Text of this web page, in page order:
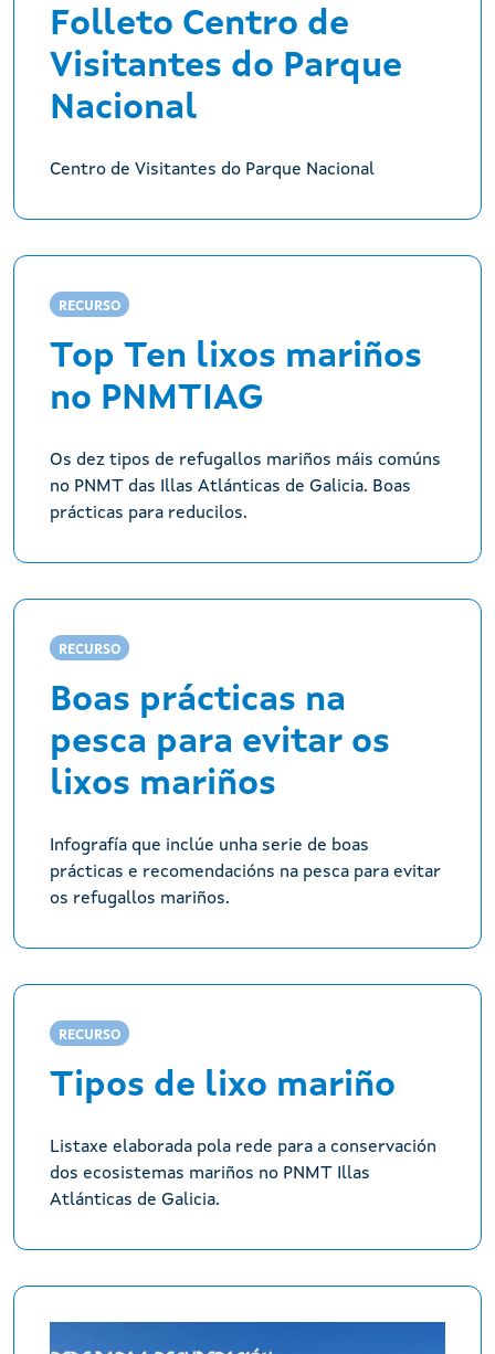
Folleto Centro de
Visitantes do Parque
Nacional
Centro de Visitantes do Parque Nacional
RECURSO
Top Ten lixos mariños
no PNMTIAG
Os dez tipos de refugallos mariños máis comúns
no PNMT das Illas Atlánticas de Galicia. Boas
prácticas para reducilos.
RECURSO
Boas prácticas na
pesca para evitar os
lixos mariños
Infografía que inclúe unha serie de boas
prácticas e recomendacións na pesca para evitar
os refugallos mariños.
RECURSO
Tipos de lixo mariño
Listaxe elaborada pola rede para a conservación
dos ecosistemas mariños no PNMT Illas
Atlánticas de Galicia.